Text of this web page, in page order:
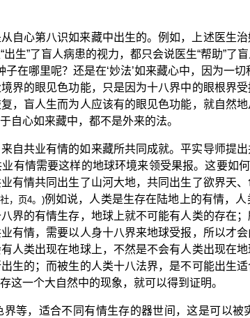
自心第八识如来藏中出生的。例如，上述医生
生”了盲人病患的视力，都只会说医生“帮助”
在哪里呢？还是在‘妙法’如来藏心中，因为一
界的眼见色功能，只是因为十八界中的眼根界
，盲人生而为人应该有的眼见色功能，就自然
自心如来藏中，都不是外来的法。
自共业有情的如来藏所共同成就。平实导师提
有情需要这样的地球环境来领受果报。这要如
有情共同出生了山河大地，共同出生了欲界天
，页4。)例如说，人类是生存在陆地上的有情，
界的有情生存，地球上就不可能有人类的存在
有情，需要以人身十八界来地球受报，所以才
人类出现在地球上，不然是不会有人类出现在
生的；而被生的人类十八法界，是不可能出生
这一个大自然中的现象，就可以得到证明。
等，适合不同有情生存的器世间，这是可以